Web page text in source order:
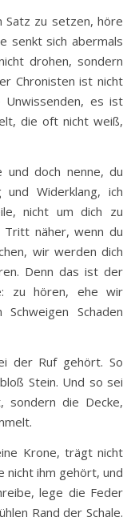
Satz zu setzen, höre
senkt sich abermals
drohen, sondern
Chronisten ist nicht
es ist
die oft nicht weiß,
und doch nenne, du
und Widerklang, ich
nicht um dich zu
Tritt näher, wenn du
wir werden dich
Denn das ist der
zu hören, ehe wir
Schaden
der Ruf gehört. So
Stein. Und so sei
sondern die Decke,
Krone, trägt nicht
nicht ihm gehört, und
lege die Feder
Rand der Schale.